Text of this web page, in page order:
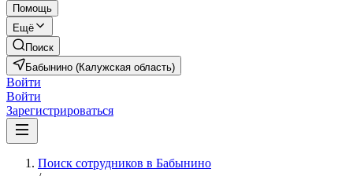
Помощь
Ещё
Поиск
Бабынино (Калужская область)
Войти
Войти
Зарегистрироваться
Поиск сотрудников в Бабынино